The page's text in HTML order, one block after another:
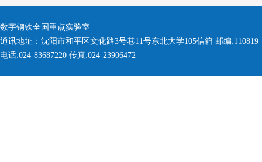
数字钢铁全国重点实验室
通讯地址：沈阳市和平区文化路3号巷11号东北大学105信箱 邮编:110819
电话:024-83687220 传真:024-23906472